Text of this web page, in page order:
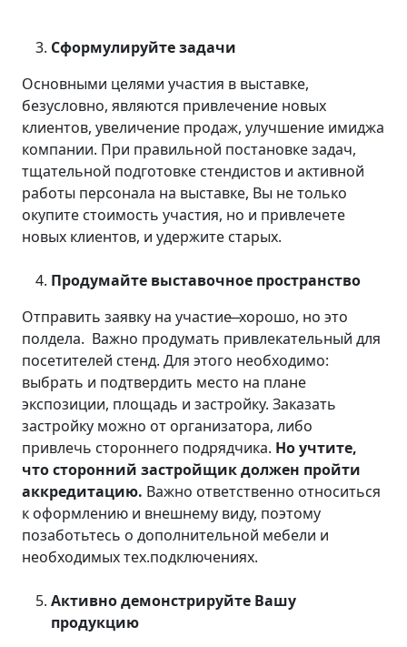
Сформулируйте задачи
Основными целями участия в выставке,
безусловно, являются привлечение новых
клиентов, увеличение продаж, улучшение имиджа
компании. При правильной постановке задач,
тщательной подготовке стендистов и активной
работы персонала на выставке, Вы не только
окупите стоимость участия, но и привлечете
новых клиентов, и удержите старых.
Продумайте выставочное пространство
Отправить заявку на участие ̶ хорошо, но это
полдела. Важно продумать привлекательный для
посетителей стенд. Для этого необходимо:
выбрать и подтвердить место на плане
экспозиции, площадь и застройку. Заказать
застройку можно от организатора, либо
привлечь стороннего подрядчика. Но учтите,
что сторонний застройщик должен пройти
аккредитацию. Важно ответственно относиться
к оформлению и внешнему виду, поэтому
позаботьтесь о дополнительной мебели и
необходимых тех.подключениях.
Активно демонстрируйте Вашу
продукцию